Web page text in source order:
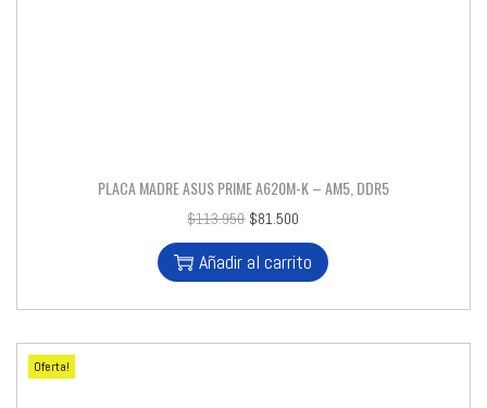
PLACA MADRE ASUS PRIME A620M-K – AM5, DDR5
$113.950 $81.500
Añadir al carrito
Oferta!